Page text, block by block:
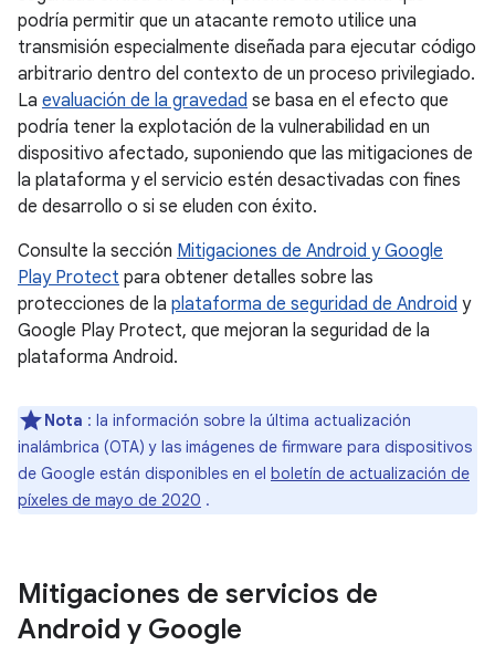
podría permitir que un atacante remoto utilice una
transmisión especialmente diseñada para ejecutar código
arbitrario dentro del contexto de un proceso privilegiado.
La evaluación de la gravedad se basa en el efecto que
podría tener la explotación de la vulnerabilidad en un
dispositivo afectado, suponiendo que las mitigaciones de
la plataforma y el servicio estén desactivadas con fines
de desarrollo o si se eluden con éxito.
Consulte la sección Mitigaciones de Android y Google
Play Protect para obtener detalles sobre las
protecciones de la plataforma de seguridad de Android y
Google Play Protect, que mejoran la seguridad de la
plataforma Android.
Nota : la información sobre la última actualización
inalámbrica (OTA) y las imágenes de firmware para dispositivos
de Google están disponibles en el boletín de actualización de
píxeles de mayo de 2020 .
Mitigaciones de servicios de
Android y Google